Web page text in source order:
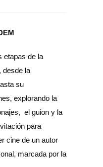
etapas de la
desde la
su
explorando la
el guion y la
para
cine de un autor
marcada por la